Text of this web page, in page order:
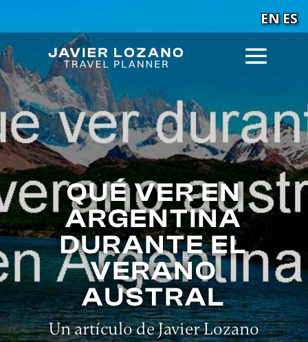
QUÉ VER EN
ARGENTINA
DURANTE EL
VERANO
AUSTRAL
Un artículo de Javier Lozano
ENES